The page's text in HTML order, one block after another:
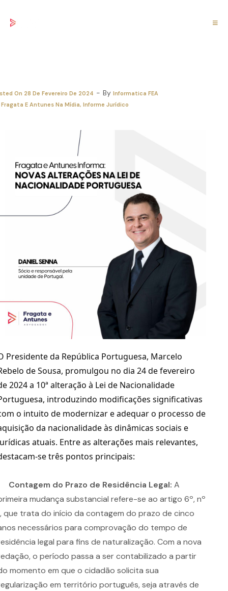
On 28 De Fevereiro De 2024 By Informatica FEA
Fragata E Antunes Na Mídia Informe Jurídico
Presidente da República Portuguesa, Marcelo
de Sousa, promulgou no dia 24 de fevereiro
2024 a 10ª alteração à Lei de Nacionalidade
introduzindo modificações significativas
o intuito de modernizar e adequar o processo de
da nacionalidade às dinâmicas sociais e
atuais. Entre as alterações mais relevantes,
se três pontos principais:
Contagem do Prazo de Residência Legal: A
mudança substancial refere-se ao artigo 6º, nº
que trata do início da contagem do prazo de cinco
necessários para comprovação do tempo de
legal para fins de naturalização. Com a nova
o período passa a ser contabilizado a partir
momento em que o cidadão solicita sua
em território português, seja através de